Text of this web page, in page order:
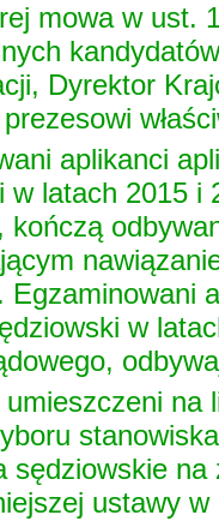
mowa w ust.
Dyrektor
aplikanci
w latach 2015 i
kończą
Egzaminowani
w
umieszczeni
sędziowskie
ustawy